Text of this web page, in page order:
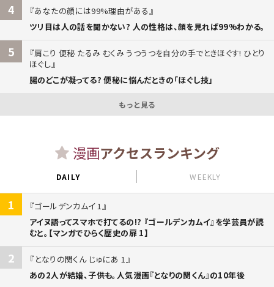
4
あなたの顔には99%理由がある
ツリ目は人の話を聞かない? 人の性格は、顔を見れば99%わかる。
5
肩こり 便秘 たるみ むくみ うつうつを自分の手でときほぐす! ひとり
ほぐし
腸のどこが凝ってる? 便秘に悩んだときの「ほぐし技」
もっと見る
漫画アクセスランキング
DAILY WEEKLY
1
ゴールデンカムイ 1
アイヌ語ってスマホで打てるの!? 『ゴールデンカムイ』を学芸員が読
むと。【マンガでひらく歴史の扉 1】
2
となりの関くん じゅにあ 1
あの2人が結婚、子供も。人気漫画『となりの関くん』の10年後